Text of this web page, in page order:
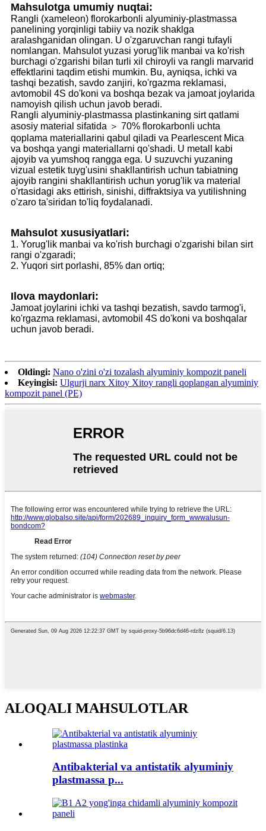
Mahsulotga umumiy nuqtai:
Rangli (xameleon) florokarbonli alyuminiy-plastmassa
panelining yorqinligi tabiiy va nozik shaklga
aralashganidan olingan. U o'zgaruvchan rangi tufayli
nomlangan. Mahsulot yuzasi yorug'lik manbai va ko'rish
burchagi o'zgarishi bilan turli xil chiroyli va rangli marvarid
effektlarini taqdim etishi mumkin. Bu, ayniqsa, ichki va
tashqi bezatish, savdo zanjiri, ko'rgazma reklamasi,
avtomobil 4S do'koni va boshqa bezak va jamoat joylarida
namoyish qilish uchun javob beradi.
Rangli alyuminiy-plastmassa plastinkaning sirt qatlami
asosiy material sifatida ＞ 70% florokarbonli uchta
qoplama materiallarini qabul qiladi va Pearlescent Mica
va boshqa yangi materiallarni qo'shadi. U metall kabi
ajoyib va ​​yumshoq rangga ega. U suzuvchi yuzaning
vizual estetik tuyg'usini shakllantirish uchun tabiatning
ajoyib rangini shakllantirish uchun yorug'lik va material
o'rtasidagi aks ettirish, sinishi, diffraktsiya va yutilishning
o'zaro ta'siridan to'liq foydalanadi.
Mahsulot xususiyatlari:
1. Yorug'lik manbai va ko'rish burchagi o'zgarishi bilan sirt
rangi o'zgaradi;
2. Yuqori sirt porlashi, 85% dan ortiq;
Ilova maydonlari:
Jamoat joylarini ichki va tashqi bezatish, savdo tarmog'i,
ko'rgazma reklamasi, avtomobil 4S do'koni va boshqalar
uchun javob beradi.
Oldingi: Nano o'zini o'zi tozalash alyuminiy kompozit paneli
Keyingisi: Ulgurji narx Xitoy Xitoy rangli qoplangan alyuminiy
kompozit panel (PE)
ALOQALI MAHSULOTLAR
Antibakterial va antistatik alyuminiy
plastmassa p...